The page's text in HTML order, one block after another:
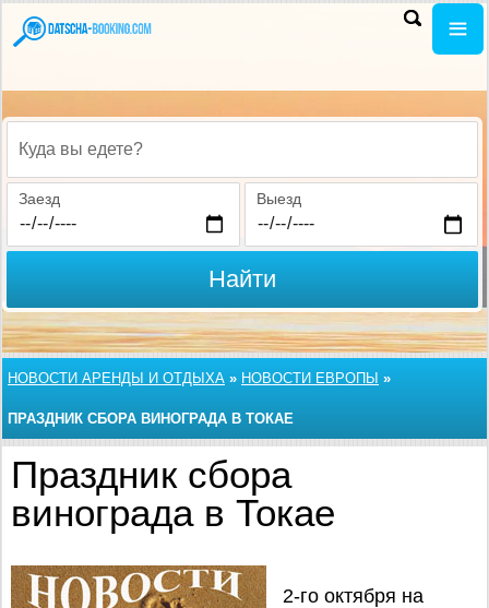
Куда вы едете?
Заезд Выезд
Найти
НОВОСТИ АРЕНДЫ И ОТДЫХА » НОВОСТИ ЕВРОПЫ »
ПРАЗДНИК СБОРА ВИНОГРАДА В ТОКАЕ
Праздник сбора
винограда в Токае
2-го октября на